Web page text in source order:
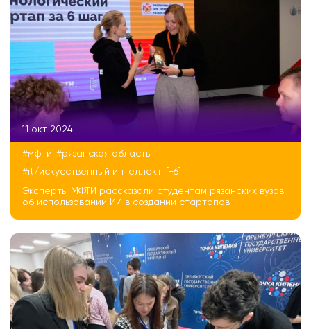
11 окт 2024
#мфти #рязанская область
#it/искусственный интеллект
[+6]
Эксперты МФТИ рассказали студентам рязанских вузов
об использовании ИИ в создании стартапов